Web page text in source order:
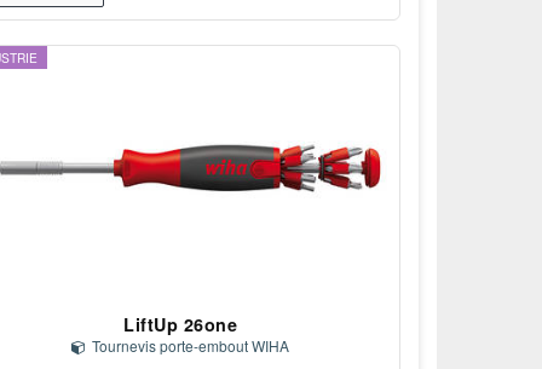
LiftUp 26one
Tournevis porte-embout WIHA